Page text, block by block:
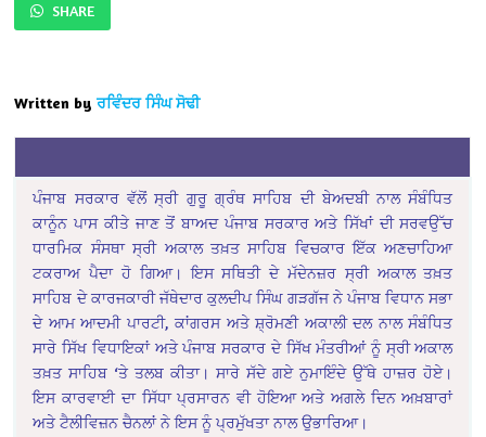
SHARE
Written by ਰਵਿੰਦਰ ਸਿੰਘ ਸੋਢੀ
ਪੰਜਾਬ ਸਰਕਾਰ ਵੱਲੋਂ ਸ੍ਰੀ ਗੁਰੂ ਗ੍ਰੰਥ ਸਾਹਿਬ ਦੀ ਬੇਅਦਬੀ ਨਾਲ ਸੰਬੰਧਿਤ
ਕਾਨੂੰਨ ਪਾਸ ਕੀਤੇ ਜਾਣ ਤੋਂ ਬਾਅਦ ਪੰਜਾਬ ਸਰਕਾਰ ਅਤੇ ਸਿੱਖਾਂ ਦੀ ਸਰਵਉੱਚ
ਧਾਰਮਿਕ ਸੰਸਥਾ ਸ੍ਰੀ ਅਕਾਲ ਤਖ਼ਤ ਸਾਹਿਬ ਵਿਚਕਾਰ ਇੱਕ ਅਣਚਾਹਿਆ
ਟਕਰਾਅ ਪੈਦਾ ਹੋ ਗਿਆ। ਇਸ ਸਥਿਤੀ ਦੇ ਮੱਦੇਨਜ਼ਰ ਸ੍ਰੀ ਅਕਾਲ ਤਖ਼ਤ
ਸਾਹਿਬ ਦੇ ਕਾਰਜਕਾਰੀ ਜੱਥੇਦਾਰ ਕੁਲਦੀਪ ਸਿੰਘ ਗੜਗੱਜ ਨੇ ਪੰਜਾਬ ਵਿਧਾਨ ਸਭਾ
ਦੇ ਆਮ ਆਦਮੀ ਪਾਰਟੀ, ਕਾਂਗਰਸ ਅਤੇ ਸ਼੍ਰੋਮਣੀ ਅਕਾਲੀ ਦਲ ਨਾਲ ਸੰਬੰਧਿਤ
ਸਾਰੇ ਸਿੱਖ ਵਿਧਾਇਕਾਂ ਅਤੇ ਪੰਜਾਬ ਸਰਕਾਰ ਦੇ ਸਿੱਖ ਮੰਤਰੀਆਂ ਨੂੰ ਸ੍ਰੀ ਅਕਾਲ
ਤਖ਼ਤ ਸਾਹਿਬ ‘ਤੇ ਤਲਬ ਕੀਤਾ। ਸਾਰੇ ਸੱਦੇ ਗਏ ਨੁਮਾਇੰਦੇ ਉੱਥੇ ਹਾਜ਼ਰ ਹੋਏ।
ਇਸ ਕਾਰਵਾਈ ਦਾ ਸਿੱਧਾ ਪ੍ਰਸਾਰਨ ਵੀ ਹੋਇਆ ਅਤੇ ਅਗਲੇ ਦਿਨ ਅਖ਼ਬਾਰਾਂ
ਅਤੇ ਟੈਲੀਵਿਜ਼ਨ ਚੈਨਲਾਂ ਨੇ ਇਸ ਨੂੰ ਪ੍ਰਮੁੱਖਤਾ ਨਾਲ ਉਭਾਰਿਆ।